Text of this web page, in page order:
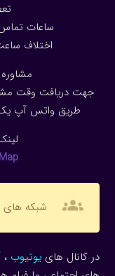
ساعات تماس: 10 شب تا 5 صبح به وقت
اختلاف ساعت
جهت دریافت وقت
طریق واتس آپ یک
groups شبکه های
در کانال هاییوتیوب ،